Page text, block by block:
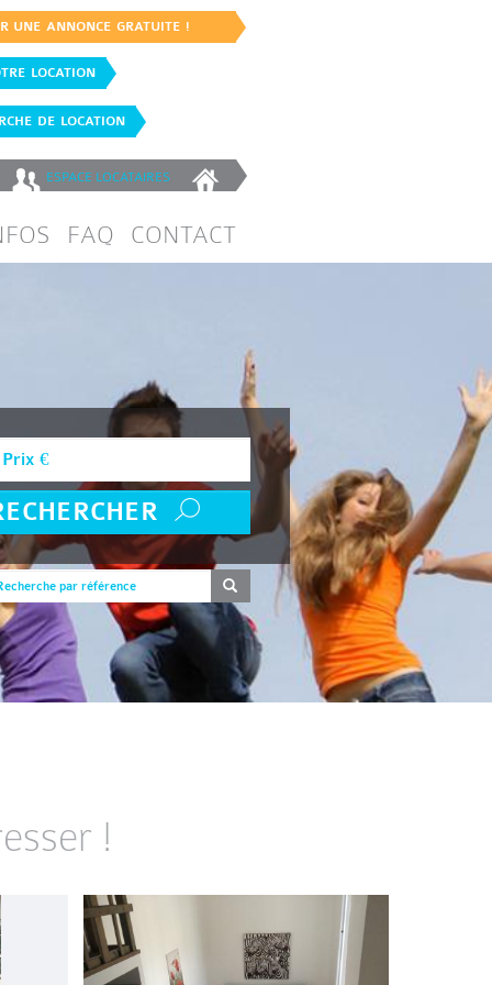
UNE ANNONCE GRATUITE !
LOCATION
DE LOCATION
ESPACE LOCATAIRES
FAQ CONTACT
!